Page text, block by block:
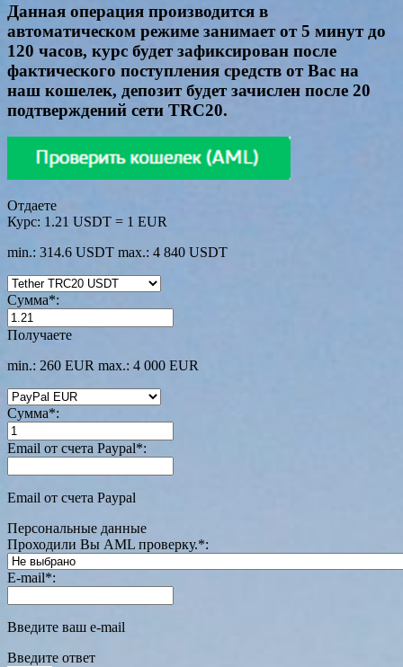
Данная операция производится в
автоматическом режиме занимает от 5 минут до
120 часов, курс будет зафиксирован после
фактического поступления средств от Вас на
наш кошелек, депозит будет зачислен после 20
подтверждений сети TRC20.
Отдаете
Курс: 1.21 USDT = 1 EUR
min.: 314.6 USDT max.: 4 840 USDT
Сумма*:
Получаете
min.: 260 EUR max.: 4 000 EUR
Сумма*:
Email от счета Paypal*:
Email от счета Paypal
Персональные данные
Проходили Вы AML проверку.*:
E-mail*:
Введите ваш e-mail
Введите ответ